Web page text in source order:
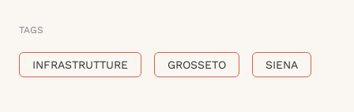
TAGS
INFRASTRUTTURE GROSSETO SIENA